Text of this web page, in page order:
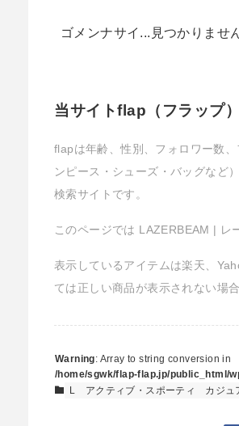
ゴメンナサイ...見つかりませ
当サイトflap（フラップ
flapは年齢、性別、フォロワー数
ンピース・シューズ・バッグなど
検索サイトです。
このページでは LAZERBEAM | レ
表示しているアイテムは楽天、
ては正しい商品が表示されない場
Warning: Array to string conversion in
/home/sgwk/flap-flap.jp/public_html/
L
アクティブ・スポーティ カジュ